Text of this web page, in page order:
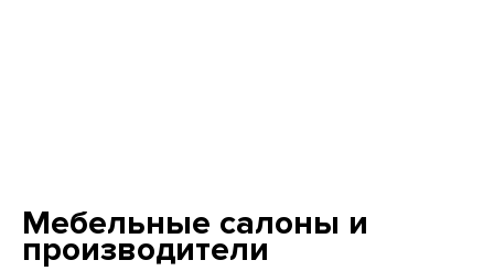
Мебельные салоны и
производители